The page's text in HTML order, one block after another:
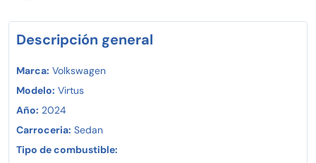
Descripción general
Marca: Volkswagen
Modelo: Virtus
Año: 2024
Carroceria: Sedan
Tipo de combustible: